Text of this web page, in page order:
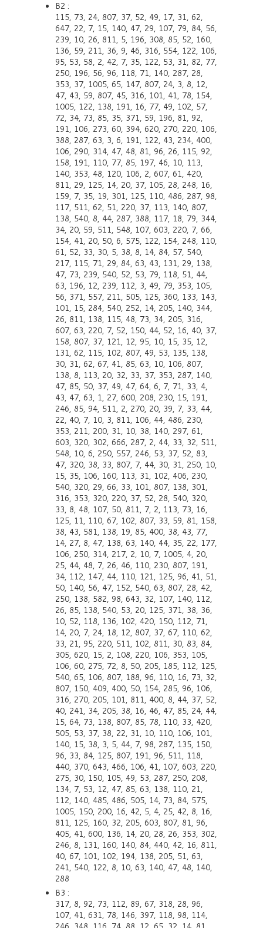
B2 :
115, 73, 24, 807, 37, 52, 49, 17, 31, 62,
647, 22, 7, 15, 140, 47, 29, 107, 79, 84, 56,
239, 10, 26, 811, 5, 196, 308, 85, 52, 160,
136, 59, 211, 36, 9, 46, 316, 554, 122, 106,
95, 53, 58, 2, 42, 7, 35, 122, 53, 31, 82, 77,
250, 196, 56, 96, 118, 71, 140, 287, 28,
353, 37, 1005, 65, 147, 807, 24, 3, 8, 12,
47, 43, 59, 807, 45, 316, 101, 41, 78, 154,
1005, 122, 138, 191, 16, 77, 49, 102, 57,
72, 34, 73, 85, 35, 371, 59, 196, 81, 92,
191, 106, 273, 60, 394, 620, 270, 220, 106,
388, 287, 63, 3, 6, 191, 122, 43, 234, 400,
106, 290, 314, 47, 48, 81, 96, 26, 115, 92,
158, 191, 110, 77, 85, 197, 46, 10, 113,
140, 353, 48, 120, 106, 2, 607, 61, 420,
811, 29, 125, 14, 20, 37, 105, 28, 248, 16,
159, 7, 35, 19, 301, 125, 110, 486, 287, 98,
117, 511, 62, 51, 220, 37, 113, 140, 807,
138, 540, 8, 44, 287, 388, 117, 18, 79, 344,
34, 20, 59, 511, 548, 107, 603, 220, 7, 66,
154, 41, 20, 50, 6, 575, 122, 154, 248, 110,
61, 52, 33, 30, 5, 38, 8, 14, 84, 57, 540,
217, 115, 71, 29, 84, 63, 43, 131, 29, 138,
47, 73, 239, 540, 52, 53, 79, 118, 51, 44,
63, 196, 12, 239, 112, 3, 49, 79, 353, 105,
56, 371, 557, 211, 505, 125, 360, 133, 143,
101, 15, 284, 540, 252, 14, 205, 140, 344,
26, 811, 138, 115, 48, 73, 34, 205, 316,
607, 63, 220, 7, 52, 150, 44, 52, 16, 40, 37,
158, 807, 37, 121, 12, 95, 10, 15, 35, 12,
131, 62, 115, 102, 807, 49, 53, 135, 138,
30, 31, 62, 67, 41, 85, 63, 10, 106, 807,
138, 8, 113, 20, 32, 33, 37, 353, 287, 140,
47, 85, 50, 37, 49, 47, 64, 6, 7, 71, 33, 4,
43, 47, 63, 1, 27, 600, 208, 230, 15, 191,
246, 85, 94, 511, 2, 270, 20, 39, 7, 33, 44,
22, 40, 7, 10, 3, 811, 106, 44, 486, 230,
353, 211, 200, 31, 10, 38, 140, 297, 61,
603, 320, 302, 666, 287, 2, 44, 33, 32, 511,
548, 10, 6, 250, 557, 246, 53, 37, 52, 83,
47, 320, 38, 33, 807, 7, 44, 30, 31, 250, 10,
15, 35, 106, 160, 113, 31, 102, 406, 230,
540, 320, 29, 66, 33, 101, 807, 138, 301,
316, 353, 320, 220, 37, 52, 28, 540, 320,
33, 8, 48, 107, 50, 811, 7, 2, 113, 73, 16,
125, 11, 110, 67, 102, 807, 33, 59, 81, 158,
38, 43, 581, 138, 19, 85, 400, 38, 43, 77,
14, 27, 8, 47, 138, 63, 140, 44, 35, 22, 177,
106, 250, 314, 217, 2, 10, 7, 1005, 4, 20,
25, 44, 48, 7, 26, 46, 110, 230, 807, 191,
34, 112, 147, 44, 110, 121, 125, 96, 41, 51,
50, 140, 56, 47, 152, 540, 63, 807, 28, 42,
250, 138, 582, 98, 643, 32, 107, 140, 112,
26, 85, 138, 540, 53, 20, 125, 371, 38, 36,
10, 52, 118, 136, 102, 420, 150, 112, 71,
14, 20, 7, 24, 18, 12, 807, 37, 67, 110, 62,
33, 21, 95, 220, 511, 102, 811, 30, 83, 84,
305, 620, 15, 2, 108, 220, 106, 353, 105,
106, 60, 275, 72, 8, 50, 205, 185, 112, 125,
540, 65, 106, 807, 188, 96, 110, 16, 73, 32,
807, 150, 409, 400, 50, 154, 285, 96, 106,
316, 270, 205, 101, 811, 400, 8, 44, 37, 52,
40, 241, 34, 205, 38, 16, 46, 47, 85, 24, 44,
15, 64, 73, 138, 807, 85, 78, 110, 33, 420,
505, 53, 37, 38, 22, 31, 10, 110, 106, 101,
140, 15, 38, 3, 5, 44, 7, 98, 287, 135, 150,
96, 33, 84, 125, 807, 191, 96, 511, 118,
440, 370, 643, 466, 106, 41, 107, 603, 220,
275, 30, 150, 105, 49, 53, 287, 250, 208,
134, 7, 53, 12, 47, 85, 63, 138, 110, 21,
112, 140, 485, 486, 505, 14, 73, 84, 575,
1005, 150, 200, 16, 42, 5, 4, 25, 42, 8, 16,
811, 125, 160, 32, 205, 603, 807, 81, 96,
405, 41, 600, 136, 14, 20, 28, 26, 353, 302,
246, 8, 131, 160, 140, 84, 440, 42, 16, 811,
40, 67, 101, 102, 194, 138, 205, 51, 63,
241, 540, 122, 8, 10, 63, 140, 47, 48, 140,
288
B3 :
317, 8, 92, 73, 112, 89, 67, 318, 28, 96,
107, 41, 631, 78, 146, 397, 118, 98, 114,